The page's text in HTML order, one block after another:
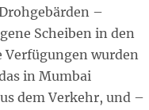
–
Scheiben in den
Verfügungen wurden
in Mumbai
dem Verkehr, und –